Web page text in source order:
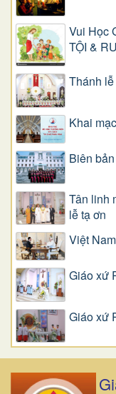
Vui Học
TỘI &
Thánh
Khai
Biên
Tân linh
lễ tạ ơn
Việt
Giáo xứ
Giáo xứ